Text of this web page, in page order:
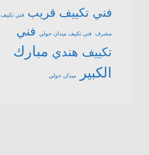
فني تكييف قريب فني تكييف
مشرف فني تكييف ميدان حولي
فني
تكييف هندي مبارك
الكبير
ميدان حولي